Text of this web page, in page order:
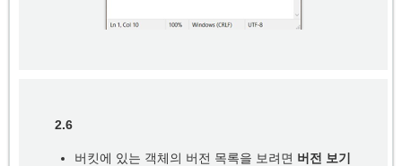
2.6
버킷에 있는 객체의 버전 목록을 보려면 버전 보기